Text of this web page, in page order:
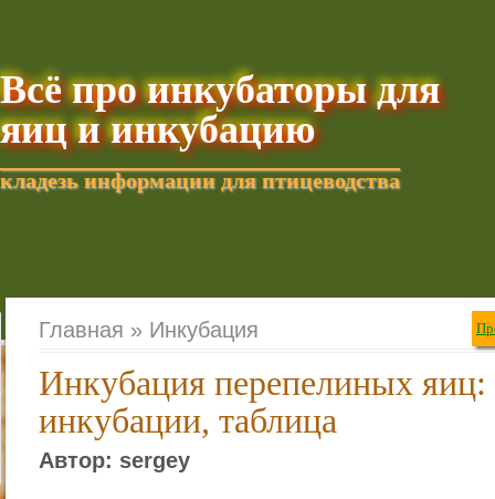
Всё про инкубаторы для
яиц и инкубацию
кладезь информации для птицеводства
Добавить текущую
Главная » Инкубация
Инкубация перепелиных
инкубации, таблица
Автор: sergey